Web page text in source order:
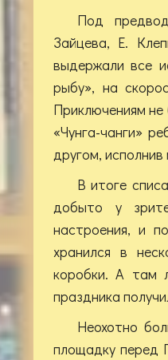
Под
Зайцева, Е.
выдержали все
рыбу», на
Приключениям
«Чунга-чанги»
другом,
В итоге
добыто у
настроения, и
хранился в
коробки. А там
праздника
Неохотно
площадку перед